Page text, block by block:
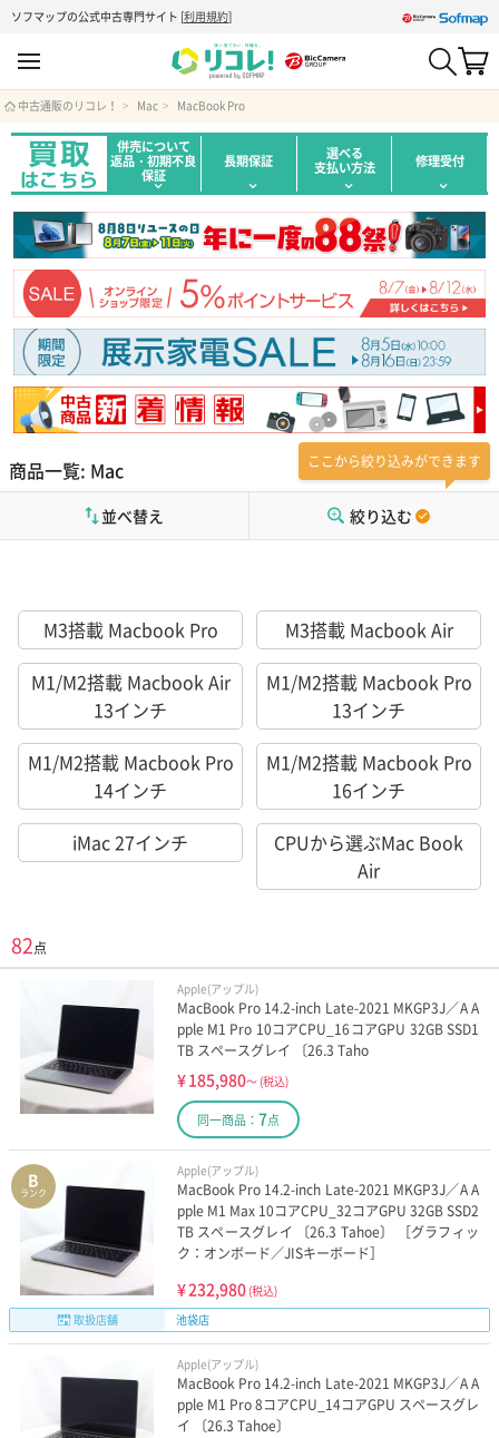
ソフマップの公式中古専門サイト [利用規約]
中古通販のリコレ！ Mac MacBook Pro
併売について
返品・初期不良
保証
長期保証 選べる
支払い方法 修理受付
商品一覧: Mac ここから絞り込みができます
絞り込む
並べ替え
M3搭載 Macbook Pro
M3搭載 Macbook Air
M1/M2搭載 Macbook Air
13インチ
M1/M2搭載 Macbook Pro
13インチ
M1/M2搭載 Macbook Pro
14インチ
M1/M2搭載 Macbook Pro
16インチ
iMac 27インチ
CPUから選ぶMac Book
Air
82点
Apple(アップル)
MacBook Pro 14.2-inch Late-2021 MKGP3J／A A
pple M1 Pro 10コアCPU_16コアGPU 32GB SSD1
TB スペースグレイ 〔26.3 Taho
¥185,980～ (税込)
同一商品： 7点
B
ランク
Apple(アップル)
MacBook Pro 14.2-inch Late-2021 MKGP3J／A A
pple M1 Max 10コアCPU_32コアGPU 32GB SSD2
TB スペースグレイ 〔26.3 Tahoe〕 ［グラフィッ
ク：オンボード／JISキーボード］
¥232,980 (税込)
取扱店舗
池袋店
Apple(アップル)
MacBook Pro 14.2-inch Late-2021 MKGP3J／A A
pple M1 Pro 8コアCPU_14コアGPU スペースグレ
イ 〔26.3 Tahoe〕